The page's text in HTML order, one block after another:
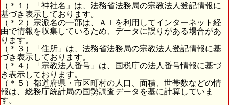
（＊１）「神社名」は、法務省法務局の宗教法人登記情報に
基づき表示しております。
（＊２）宗派名の一部は、ＡＩを利用してインターネット経
由で情報を収集しているため、データに誤りがある場合があ
ります。
（＊３）「住所」は、法務省法務局の宗教法人登記情報に基
づき表示しております。
（＊４）「宗教法人番号」は、国税庁の法人番号情報に基づ
き表示しております。
（＊５）都道府県・市区町村の人口、面積、世帯数などの情
報は、総務庁統計局の国勢調査データを基に計算していま
す。